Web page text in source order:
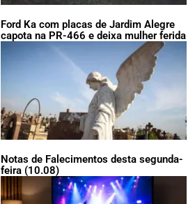
Ford Ka com placas de Jardim Alegre
capota na PR-466 e deixa mulher ferida
Notas de Falecimentos desta segunda-
feira (10.08)